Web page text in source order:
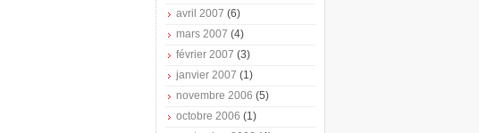
avril 2007 (6)
mars 2007 (4)
février 2007 (3)
janvier 2007 (1)
novembre 2006 (5)
octobre 2006 (1)